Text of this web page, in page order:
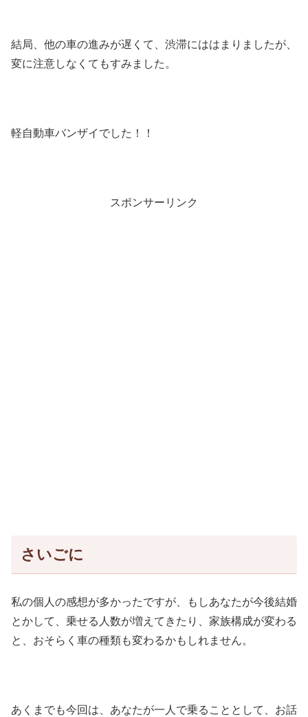
結局、他の車の進みが遅くて、渋滞にははまりましたが、
変に注意しなくてもすみました。
軽自動車バンザイでした！！
スポンサーリンク
さいごに
私の個人の感想が多かったですが、もしあなたが今後結婚
とかして、乗せる人数が増えてきたり、家族構成が変わる
と、おそらく車の種類も変わるかもしれません。
あくまでも今回は、あなたが一人で乗ることとして、お話